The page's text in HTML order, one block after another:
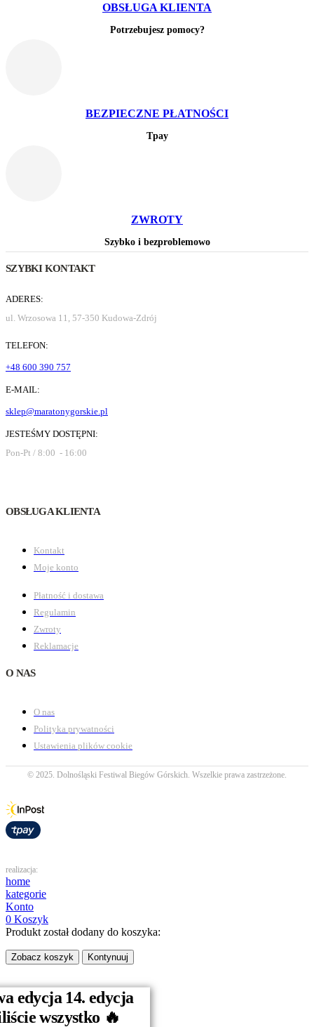
OBSŁUGA KLIENTA
Potrzebujesz pomocy?
BEZPIECZNE PŁATNOŚCI
Tpay
ZWROTY
Szybko i bezproblemowo
SZYBKI KONTAKT
ADERES:
ul. Wrzosowa 11, 57-350 Kudowa-Zdrój
TELEFON:
+48 600 390 757
E-MAIL:
sklep@maratonygorskie.pl
JESTEŚMY DOSTĘPNI:
Pon-Pt / 8:00 - 16:00
OBSŁUGA KLIENTA
Kontakt
Moje konto
Płatność i dostawa
Regulamin
Zwroty
Reklamacje
O NAS
O nas
Polityka prywatności
Ustawienia plików cookie
© 2025. Dolnośląski Festiwal Biegów Górskich. Wszelkie prawa zastrzeżone.
realizacja:
home
kategorie
Konto
0 Koszyk
Produkt został dodany do koszyka:
Zobacz koszyk Kontynuuj
Strona główna
Kobieta
edycja 14. edycja
wszystko 🔥